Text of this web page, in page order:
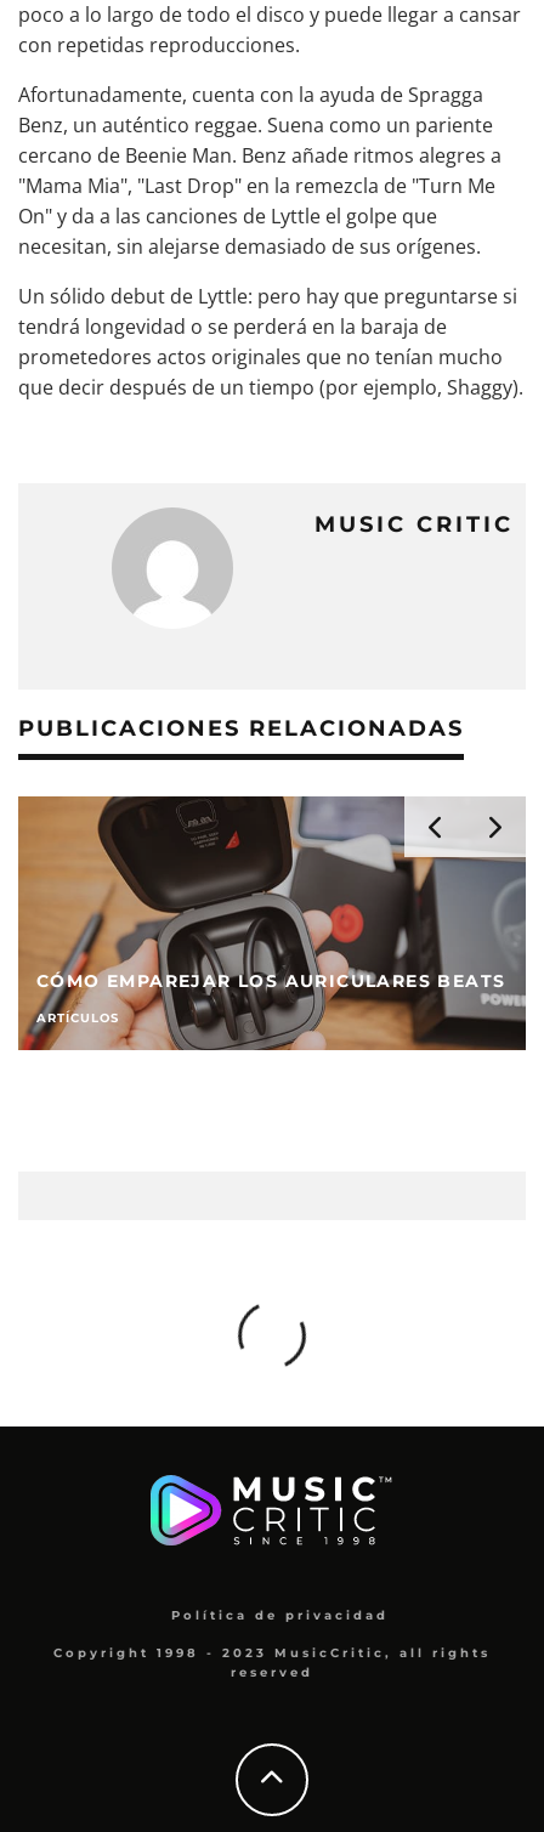
poco a lo largo de todo el disco y puede llegar a cansar
con repetidas reproducciones.
Afortunadamente, cuenta con la ayuda de Spragga
Benz, un auténtico reggae. Suena como un pariente
cercano de Beenie Man. Benz añade ritmos alegres a
"Mama Mia", "Last Drop" en la remezcla de "Turn Me
On" y da a las canciones de Lyttle el golpe que
necesitan, sin alejarse demasiado de sus orígenes.
Un sólido debut de Lyttle: pero hay que preguntarse si
tendrá longevidad o se perderá en la baraja de
prometedores actos originales que no tenían mucho
que decir después de un tiempo (por ejemplo, Shaggy).
MUSIC CRITIC
PUBLICACIONES RELACIONADAS
CÓMO EMPAREJAR LOS AURICULARES BEATS
ARTÍCULOS
Política de privacidad
Copyright 1998 - 2023 MusicCritic, all rights
reserved